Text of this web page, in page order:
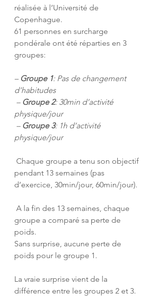
réalisée à l’Université de
Copenhague.
61 personnes en surcharge
pondérale ont été réparties en 3
groupes:
– Groupe 1: Pas de changement
d’habitudes
– Groupe 2: 30min d’activité
physique/jour
– Groupe 3: 1h d’activité
physique/jour
pendant 13 semaines (pas
d’exercice, 30min/jour, 60min/jour).
groupe a comparé sa perte de
poids.
Sans surprise, aucune perte de
poids pour le groupe 1.
La vraie surprise vient de la
différence entre les groupes 2 et 3.